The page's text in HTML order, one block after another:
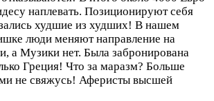
наплевать. Позиционируют себя
худшие из худших! В нашем
люди меняют направление на
а Музики нет. Была забронирована
Греция! Что за маразм? Больше
не свяжусь! Аферисты высшей